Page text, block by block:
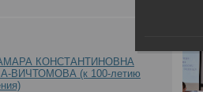
КОНСТАНТИНОВНА
ВИЧТОМОВА (к 100-летию